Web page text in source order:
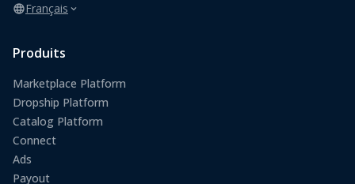
Français
Produits
Marketplace Platform
Dropship Platform
Catalog Platform
Connect
Ads
Payout